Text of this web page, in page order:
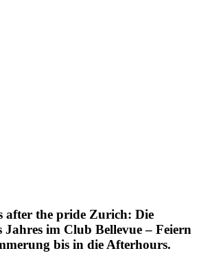
after the pride Zurich: Die
Jahres im Club Bellevue – Feiern
bis in die Afterhours.